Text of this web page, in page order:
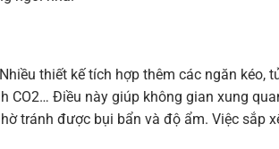
thiết kế tích hợp thêm các ngăn kéo,
CO2… Điều này giúp không gian xung
tránh được bụi bẩn và độ ẩm. Việc sắp